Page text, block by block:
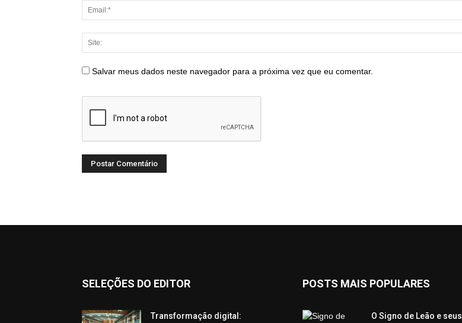
Salvar meus dados neste navegador para a próxima vez que eu comentar.
SELEÇÕES DO EDITOR
Transformação digital:
POSTS MAIS POPULARES
O Signo de Leão e seus